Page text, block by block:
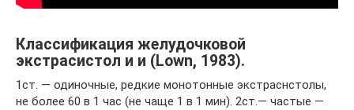
Классификация желудочковой
экстрасистол и и (Lown, 1983).
1ст. — одиночные, редкие монотонные экстраснстолы,
не более 60 в 1 час (не чаще 1 в 1 мин). 2ст.— частые —